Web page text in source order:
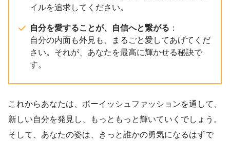
イルを追求してください。
自分を愛することが、自信へと繋がる ：
自分の内面も外見も、まるごと愛してあげてくだ
さい。それが、あなたを最高に輝かせる秘訣で
す。
これからあなたは、ボーイッシュファッションを通して、
新しい自分を発見し、もっともっと輝いていくでしょう。
そして、あなたの姿は、きっと誰かの勇気になるはずで